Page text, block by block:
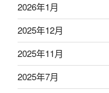
2026年1月
2025年12月
2025年11月
2025年7月